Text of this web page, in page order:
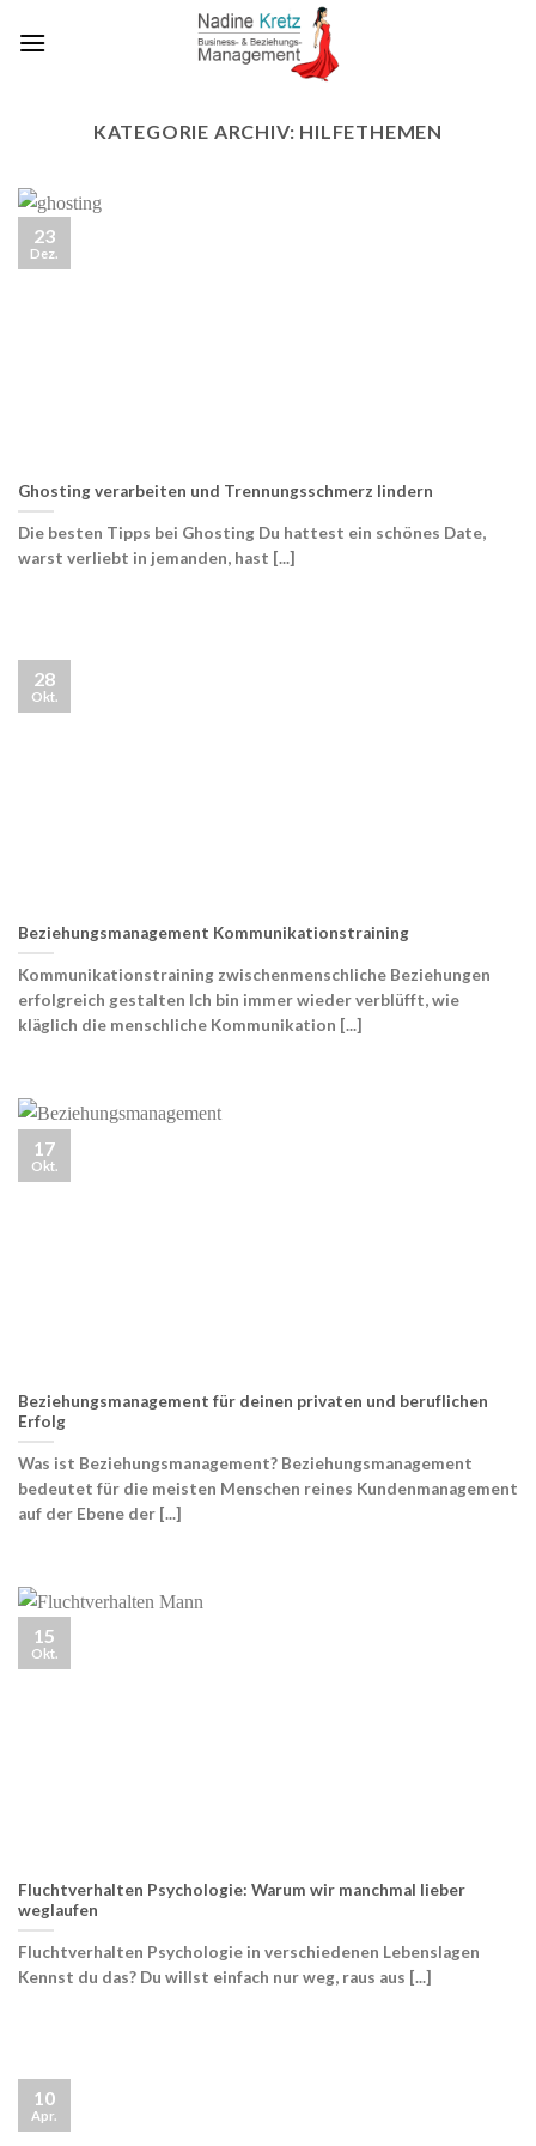
KATEGORIE ARCHIV: HILFETHEMEN
Ghosting verarbeiten und Trennungsschmerz lindern
Die besten Tipps bei Ghosting Du hattest ein schönes Date,
warst verliebt in jemanden, hast [...]
23
Dez.
Beziehungsmanagement Kommunikationstraining
Kommunikationstraining zwischenmenschliche Beziehungen
erfolgreich gestalten Ich bin immer wieder verblüfft, wie
kläglich die menschliche Kommunikation [...]
28
Okt.
Beziehungsmanagement für deinen privaten und beruflichen
Erfolg
Was ist Beziehungsmanagement? Beziehungsmanagement
bedeutet für die meisten Menschen reines Kundenmanagement
auf der Ebene der [...]
17
Okt.
Fluchtverhalten Psychologie: Warum wir manchmal lieber
weglaufen
Fluchtverhalten Psychologie in verschiedenen Lebenslagen
Kennst du das? Du willst einfach nur weg, raus aus [...]
15
Okt.
10
Apr.